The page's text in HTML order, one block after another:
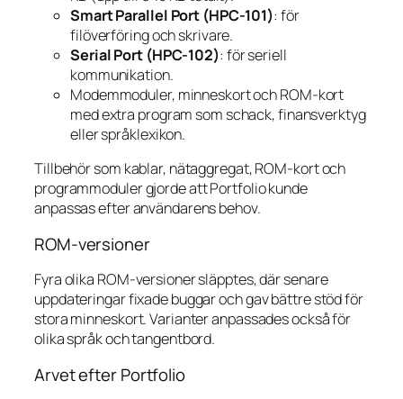
Smart Parallel Port (HPC-101): för
filöverföring och skrivare.
Serial Port (HPC-102): för seriell
kommunikation.
Modemmoduler, minneskort och ROM-kort
med extra program som schack, finansverktyg
eller språklexikon.
Tillbehör som kablar, nätaggregat, ROM-kort och
programmoduler gjorde att Portfolio kunde
anpassas efter användarens behov.
ROM-versioner
Fyra olika ROM-versioner släpptes, där senare
uppdateringar fixade buggar och gav bättre stöd för
stora minneskort. Varianter anpassades också för
olika språk och tangentbord.
Arvet efter Portfolio